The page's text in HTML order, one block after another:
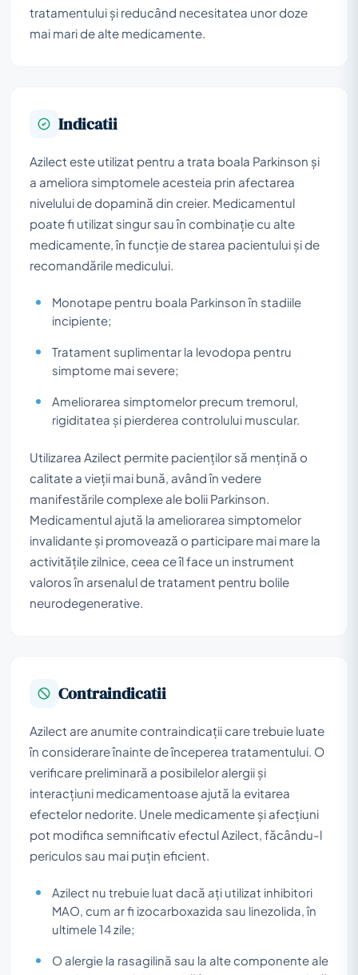
tratamentului și reducând necesitatea unor doze
mai mari de alte medicamente.
Indicatii
Azilect este utilizat pentru a trata boala Parkinson și
a ameliora simptomele acesteia prin afectarea
nivelului de dopamină din creier. Medicamentul
poate fi utilizat singur sau în combinație cu alte
medicamente, în funcție de starea pacientului și de
recomandările medicului.
Monotape pentru boala Parkinson în stadiile
incipiente;
Tratament suplimentar la levodopa pentru
simptome mai severe;
Ameliorarea simptomelor precum tremorul,
rigiditatea și pierderea controlului muscular.
Utilizarea Azilect permite pacienților să mențină o
calitate a vieții mai bună, având în vedere
manifestările complexe ale bolii Parkinson.
Medicamentul ajută la ameliorarea simptomelor
invalidante și promovează o participare mai mare la
activitățile zilnice, ceea ce îl face un instrument
valoros în arsenalul de tratament pentru bolile
neurodegenerative.
Contraindicatii
Azilect are anumite contraindicații care trebuie luate
în considerare înainte de începerea tratamentului. O
verificare preliminară a posibilelor alergii și
interacțiuni medicamentoase ajută la evitarea
efectelor nedorite. Unele medicamente și afecțiuni
pot modifica semnificativ efectul Azilect, făcându-l
periculos sau mai puțin eficient.
Azilect nu trebuie luat dacă ați utilizat inhibitori
MAO, cum ar fi izocarboxazida sau linezolida, în
ultimele 14 zile;
O alergie la rasagilină sau la alte componente ale